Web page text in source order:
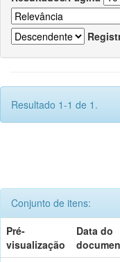
Resultado 1-1 de 1.
Conjunto de itens:
Pré-
visualização
Data do